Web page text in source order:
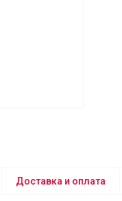
Доставка и оплата